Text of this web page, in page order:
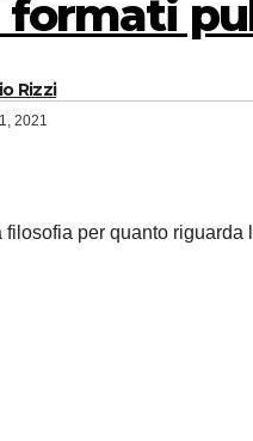
formati
Rizzi
2021
filosofia per quanto